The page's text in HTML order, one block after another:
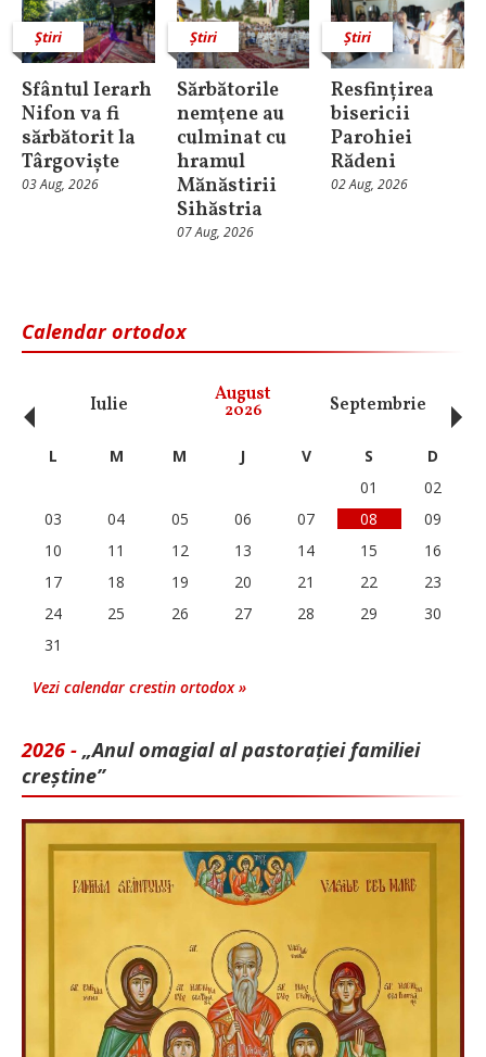
Știri
Sfântul Ierarh
Nifon va fi
sărbătorit la
Târgoviște
03 Aug, 2026
Știri
Sărbătorile
nemţene au
culminat cu
hramul
Mănăstirii
Sihăstria
07 Aug, 2026
Știri
Resfințirea
bisericii
Parohiei
Rădeni
02 Aug, 2026
Calendar ortodox
Iulie August
2026 Septembrie
‹ L M M J V S
D
01
02
03
04 05 06 07 08
09
10
11 12 13 14 15
16
17
18 19 20 21 22
23
24
25 26 27 28 29
30
31
Vezi calendar crestin ortodox »
2026 - „Anul omagial al pastorației familiei
creștine”